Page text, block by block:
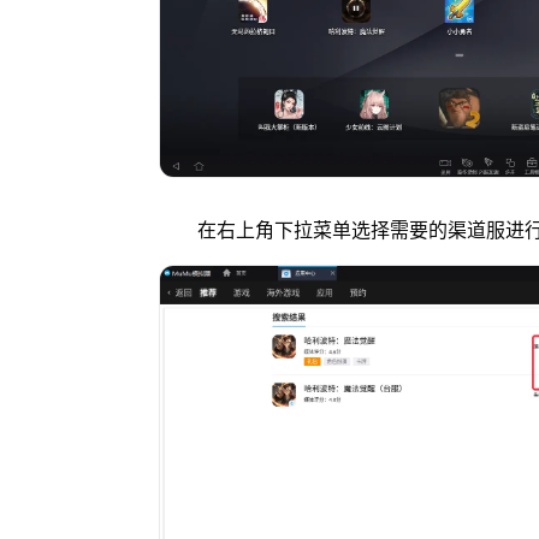
在右上角下拉菜单选择需要的渠道服进